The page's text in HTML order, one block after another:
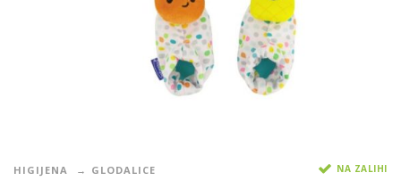
HIGIJENA GLODALICE NA ZALIHI